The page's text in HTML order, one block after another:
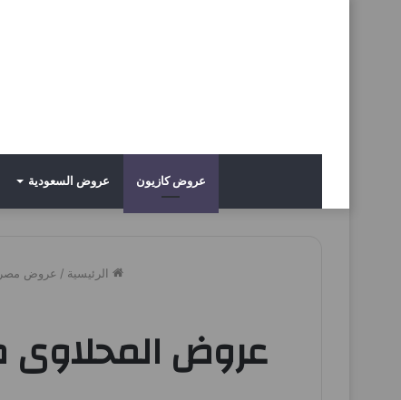
عروض كازيون عروض السعودية
الرئيسية / عروض مصر